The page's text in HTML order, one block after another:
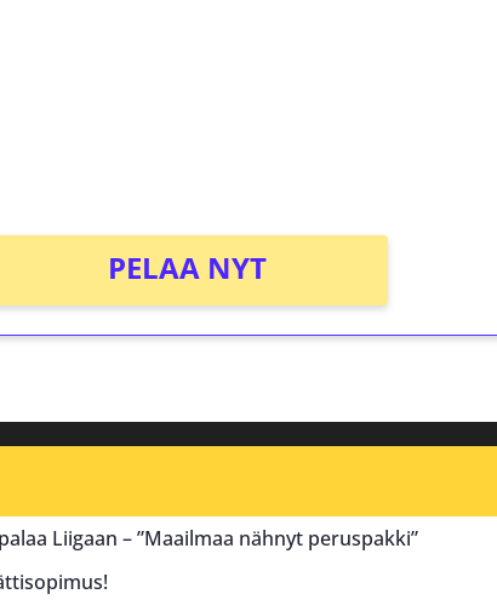
PELAA NYT
Liigaan – ”Maailmaa nähnyt peruspakki”